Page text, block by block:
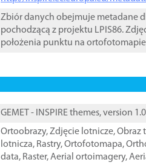
Zbiór danych obejmuje metadane
pochodzącą z projektu LPIS86.
położenia punktu na
GEMET - INSPIRE themes, version 1.0
Ortoobrazy,Zdjęcie lotnicze,Obraz
lotnicza, Rastry,Ortofotomapa,
data, Raster,Aerial ortoimagery,